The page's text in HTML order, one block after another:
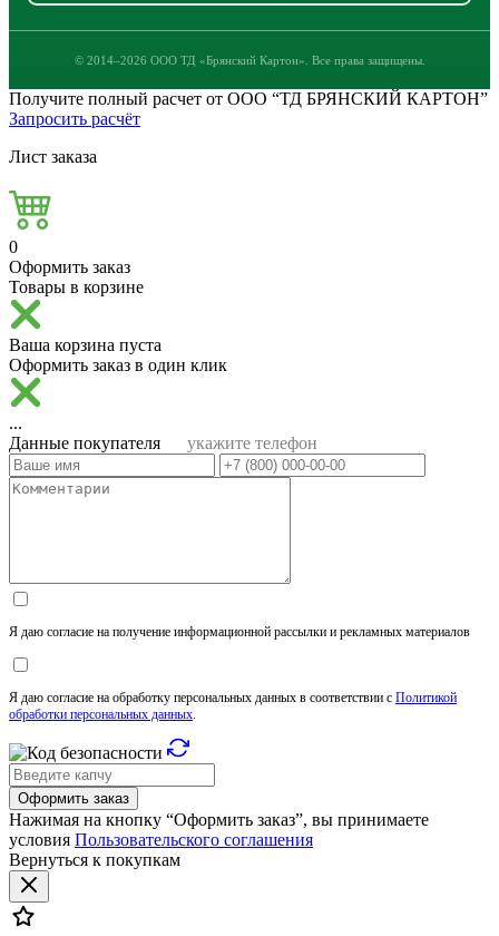
© 2014–2026 ООО ТД «Брянский Картон». Все права защищены.
Получите полный расчет от ООО “ТД БРЯНСКИЙ КАРТОН”
Запросить расчёт
Лист заказа
0
Оформить заказ
Товары в корзине
Ваша корзина пуста
Оформить заказ в один клик
...
Данные покупателя
укажите телефон
Я даю согласие на получение информационной рассылки и рекламных материалов
Я даю согласие на обработку персональных данных в соответствии с Политикой
обработки персональных данных.
Оформить заказ
Нажимая на кнопку “Оформить заказ”, вы принимаете
условия Пользовательского соглашения
Вернуться к покупкам